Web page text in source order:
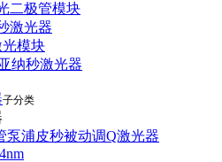
二极管模块
激光器
模块
纳秒激光器
子分类
泵浦皮秒被动调Q激光器